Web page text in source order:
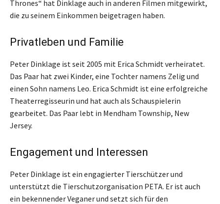
Thrones“ hat Dinklage auch in anderen Filmen mitgewirkt,
die zu seinem Einkommen beigetragen haben.
Privatleben und Familie
Peter Dinklage ist seit 2005 mit Erica Schmidt verheiratet.
Das Paar hat zwei Kinder, eine Tochter namens Zelig und
einen Sohn namens Leo. Erica Schmidt ist eine erfolgreiche
Theaterregisseurin und hat auch als Schauspielerin
gearbeitet. Das Paar lebt in Mendham Township, New
Jersey.
Engagement und Interessen
Peter Dinklage ist ein engagierter Tierschützer und
unterstützt die Tierschutzorganisation PETA. Er ist auch
ein bekennender Veganer und setzt sich für den